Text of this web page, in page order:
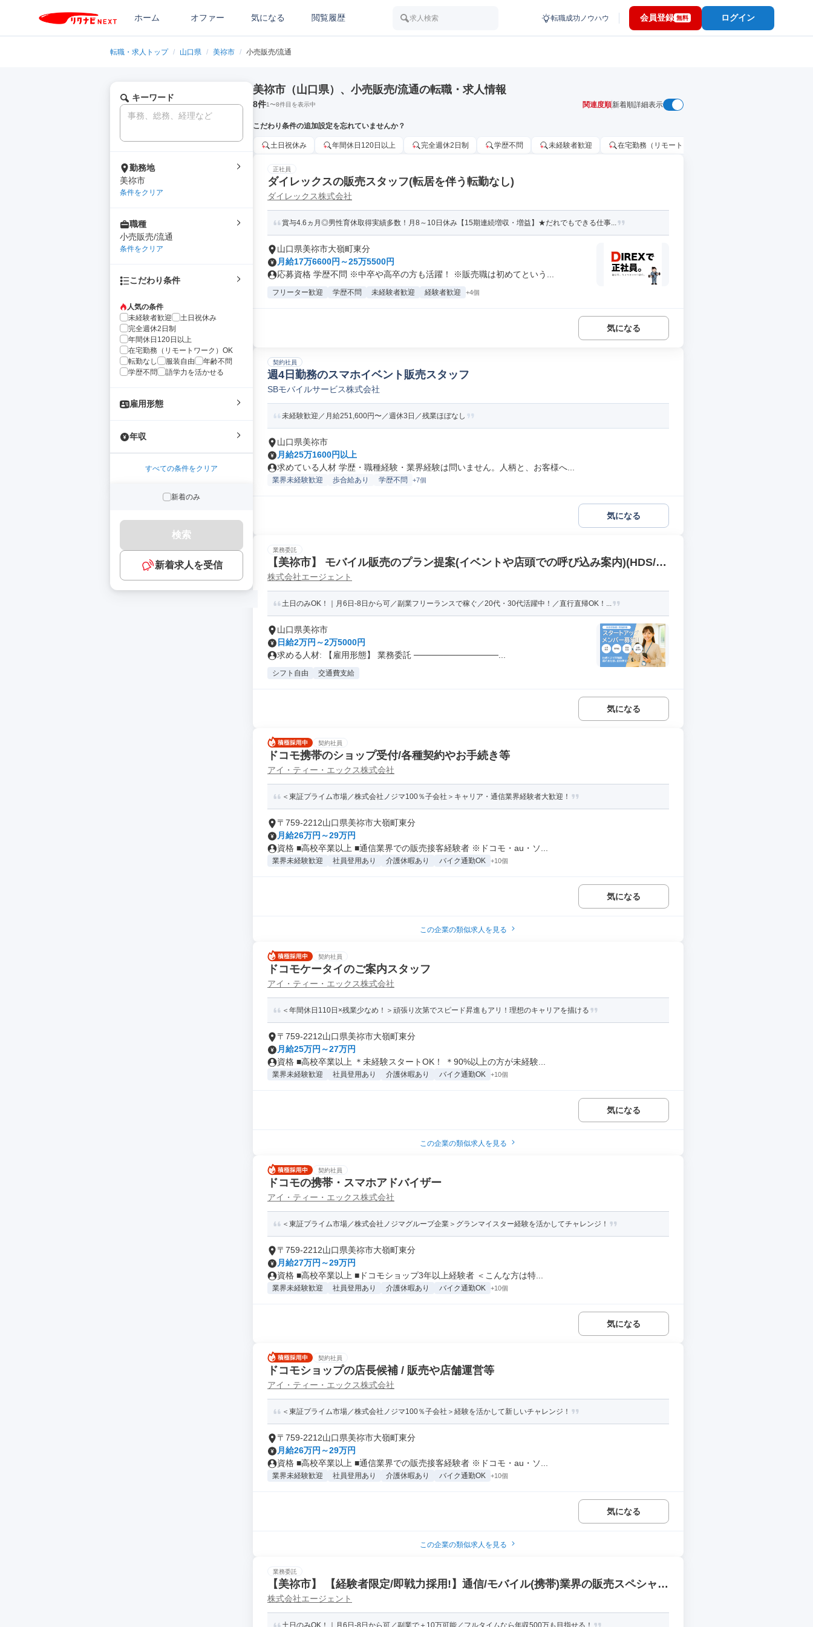
ホーム オファー 気になる 閲覧履歴 求人検索 転職成功ノウハウ 会員登録 無料 ログイン
転職・求人トップ / 山口県 / 美祢市 / 小売販売/流通
キーワード
勤務地
美祢市
条件をクリア
職種
小売販売/流通
条件をクリア
こだわり条件
人気の条件
未経験者歓迎
土日祝休み
完全週休2日制
年間休日120日以上
在宅勤務（リモートワーク）OK
転勤なし
服装自由
年齢不問
学歴不問
語学力を活かせる
雇用形態
年収
すべての条件をクリア
新着のみ
検索
新着求人を受信
美祢市（山口県）、小売販売/流通の転職・求人情報
8件1〜8件目を表示中 関連度順新着順詳細表示
こだわり条件の追加設定を忘れていませんか？
土日祝休み 年間休日120日以上 完全週休2日制 学歴不問 未経験者歓迎 在宅勤務（リモートワーク）OK
正社員
ダイレックスの販売スタッフ(転居を伴う転勤なし)
ダイレックス株式会社
賞与4.6ヵ月◎男性育休取得実績多数！月8～10日休み【15期連続増収・増益】★だれでもできる仕事...
山口県美祢市大嶺町東分
月給17万6600円～25万5500円
応募資格 学歴不問 ※中卒や高卒の方も活躍！ ※販売職は初めてという...
フリーター歓迎 学歴不問 未経験者歓迎 経験者歓迎 +4個
気になる
契約社員
週4日勤務のスマホイベント販売スタッフ
SBモバイルサービス株式会社
未経験歓迎／月給251,600円〜／週休3日／残業ほぼなし
山口県美祢市
月給25万1600円以上
求めている人材 学歴・職種経験・業界経験は問いません。人柄と、お客様へ...
業界未経験歓迎 歩合給あり 学歴不問 +7個
気になる
業務委託
【美祢市】 モバイル販売のプラン提案(イベントや店頭での呼び込み案内)(HDS/P
PT)
株式会社エージェント
土日のみOK！｜月6日-8日から可／副業フリーランスで稼ぐ／20代・30代活躍中！／直行直帰OK！...
山口県美祢市
日給2万円～2万5000円
求める人材: 【雇用形態】 業務委託 ──────────────...
シフト自由 交通費支給
気になる
契約社員
ドコモ携帯のショップ受付/各種契約やお手続き等
アイ・ティー・エックス株式会社
＜東証プライム市場／株式会社ノジマ100％子会社＞キャリア・通信業界経験者大歓迎！
〒759-2212山口県美祢市大嶺町東分
月給26万円～29万円
資格 ■高校卒業以上 ■通信業界での販売接客経験者 ※ドコモ・au・ソ...
業界未経験歓迎 社員登用あり 介護休暇あり バイク通勤OK +10個
気になる
この企業の類似求人を見る
契約社員
ドコモケータイのご案内スタッフ
アイ・ティー・エックス株式会社
＜年間休日110日×残業少なめ！＞頑張り次第でスピード昇進もアリ！理想のキャリアを描ける
〒759-2212山口県美祢市大嶺町東分
月給25万円～27万円
資格 ■高校卒業以上 ＊未経験スタートOK！ ＊90%以上の方が未経験...
業界未経験歓迎 社員登用あり 介護休暇あり バイク通勤OK +10個
気になる
この企業の類似求人を見る
契約社員
ドコモの携帯・スマホアドバイザー
アイ・ティー・エックス株式会社
＜東証プライム市場／株式会社ノジマグループ企業＞グランマイスター経験を活かしてチャレンジ！
〒759-2212山口県美祢市大嶺町東分
月給27万円～29万円
資格 ■高校卒業以上 ■ドコモショップ3年以上経験者 ＜こんな方は特...
業界未経験歓迎 社員登用あり 介護休暇あり バイク通勤OK +10個
気になる
契約社員
ドコモショップの店長候補 / 販売や店舗運営等
アイ・ティー・エックス株式会社
＜東証プライム市場／株式会社ノジマ100％子会社＞経験を活かして新しいチャレンジ！
〒759-2212山口県美祢市大嶺町東分
月給26万円～29万円
資格 ■高校卒業以上 ■通信業界での販売接客経験者 ※ドコモ・au・ソ...
業界未経験歓迎 社員登用あり 介護休暇あり バイク通勤OK +10個
気になる
この企業の類似求人を見る
業務委託
【美祢市】 【経験者限定/即戦力採用!】通信/モバイル(携帯)業界の販売スペシャリ
スト(HDS/PPT)
株式会社エージェント
土日のみOK！｜月6日-8日から可／副業で＋10万可能／フルタイムなら年収500万も目指せる！